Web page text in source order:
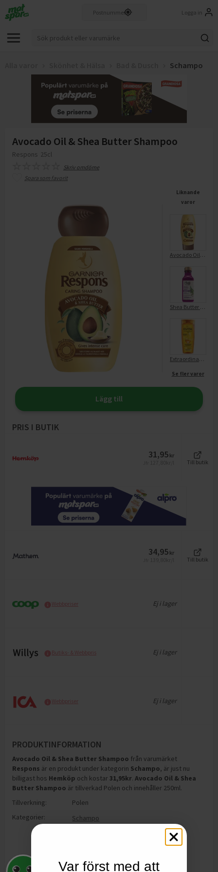
Logga in
Schampo
Avocado Oil & Shea Butter Shampoo
Respons 25cl
Skriv omdöme
Spara som favorit
Liknande
varor
Avocado Oil & Shea Butter Conditioner
Shea Butter Shampoo
Extraordinary Oil Shampoo
Se fler varor
Lägg till
PRIS I BUTIK
31,95 kr
Till butik
34,95 kr
Till butik
Webbpriser Ej i lager
Butiks- & Webbpris Ej i lager
Webbpriser Ej i lager
PRODUKTINFORMATION
Avocado Oil & Shea Butter Shampoo från varumärket
Respons är en produkt under kategorin Schampo, är just nu
billigast hos Hemköp och kostar 31,95kr. Avocado Oil & Shea
Butter Shampoo är tillverkad Polen och innehåller 250ml.
Tillverkning:
Polen
Kategorier:
Schampo
Var först med att